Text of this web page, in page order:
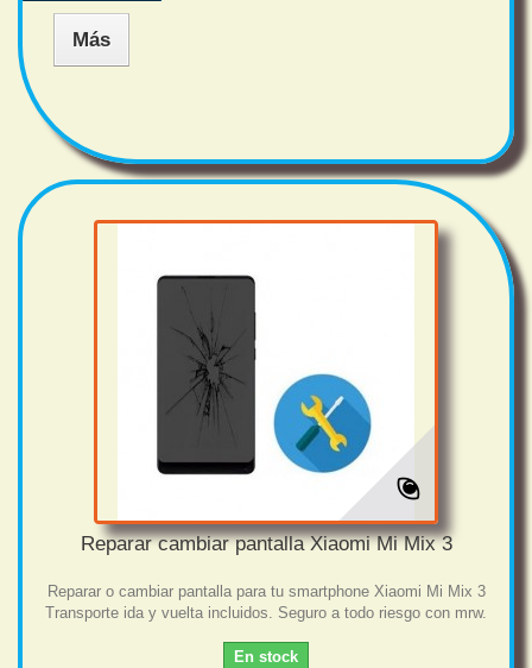
Más
Reparar cambiar pantalla Xiaomi Mi Mix 3
Reparar o cambiar pantalla para tu smartphone Xiaomi Mi Mix 3
Transporte ida y vuelta incluidos. Seguro a todo riesgo con mrw.
En stock